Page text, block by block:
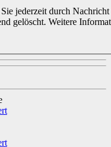
jederzeit durch
gelöscht. Weitere